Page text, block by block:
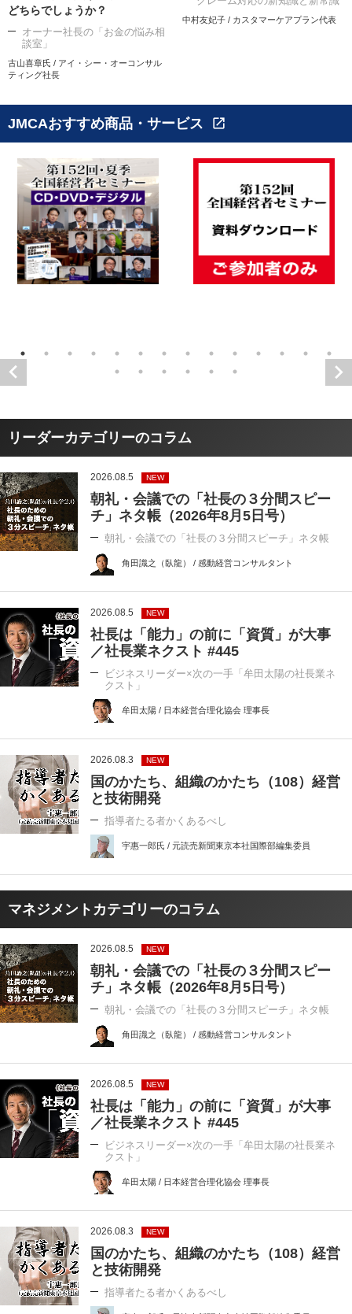
どちらでしょうか？
オーナー社長の「お金の悩み相
談室」
古山喜章氏 / アイ・シー・オーコンサル
ティング社長
中村友妃子 / カスタマーケアプラン代表
JMCAおすすめ商品・サービス open_in_new
リーダーカテゴリーのコラム
2026.08.5 NEW
朝礼・会議での「社長の３分間スピー
チ」ネタ帳（2026年8月5日号）
朝礼・会議での「社長の３分間スピーチ」ネタ帳
角田識之（臥龍） / 感動経営コンサルタント
2026.08.5 NEW
社長は「能力」の前に「資質」が大事
／社長業ネクスト #445
ビジネスリーダー×次の一手「牟田太陽の社長業ネ
クスト」
牟田太陽 / 日本経営合理化協会 理事長
2026.08.3 NEW
国のかたち、組織のかたち（108）経営
と技術開発
指導者たる者かくあるべし
宇惠一郎氏 / 元読売新聞東京本社国際部編集委員
マネジメントカテゴリーのコラム
2026.08.5 NEW
朝礼・会議での「社長の３分間スピー
チ」ネタ帳（2026年8月5日号）
朝礼・会議での「社長の３分間スピーチ」ネタ帳
角田識之（臥龍） / 感動経営コンサルタント
2026.08.5 NEW
社長は「能力」の前に「資質」が大事
／社長業ネクスト #445
ビジネスリーダー×次の一手「牟田太陽の社長業ネ
クスト」
牟田太陽 / 日本経営合理化協会 理事長
2026.08.3 NEW
国のかたち、組織のかたち（108）経営
と技術開発
指導者たる者かくあるべし